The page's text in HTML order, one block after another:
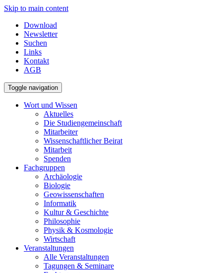
Skip to main content
Download
Newsletter
Suchen
Links
Kontakt
AGB
Toggle navigation
Wort und Wissen
Aktuelles
Die Studiengemeinschaft
Mitarbeiter
Wissenschaftlicher Beirat
Mitarbeit
Spenden
Fachgruppen
Archäologie
Biologie
Geowissenschaften
Informatik
Kultur & Geschichte
Philosophie
Physik & Kosmologie
Wirtschaft
Veranstaltungen
Alle Veranstaltungen
Tagungen & Seminare